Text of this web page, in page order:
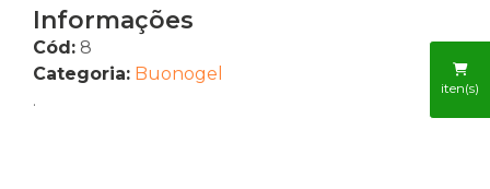
iten(s)
Informações
Cód: 8
Categoria: Buonogel
.